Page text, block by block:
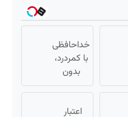
خداحافظی
با کمردرد،
بدون
قرص و
اعتبار